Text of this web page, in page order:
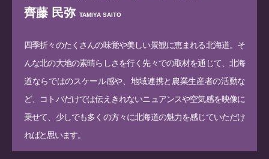
齊藤 民弥 TAMIYA SAITO
四季折々のたくさんの味覚や美しい景観に恵まれる北海道。そ
んな北の大地の素晴らしさを行く先々での取材を通じて、北海
道ならではのスケール感や、地域連携と農業生産者の活動な
ど、コトバだけでは伝えきれないニュアンスや空気感を映像に
乗せて、少しでも多くの方々に北海道の魅力を感じていただけ
ればと思います。